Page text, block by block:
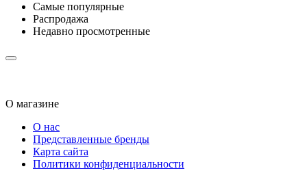
Самые популярные
Распродажа
Недавно просмотренные
О магазине
О нас
Представленные бренды
Карта сайта
Политики конфиденциальности